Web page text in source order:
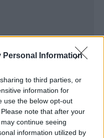
Personal Information
to third parties, or
information for
use the below opt-out
note that after your
continue seeing
information utilized by
para San